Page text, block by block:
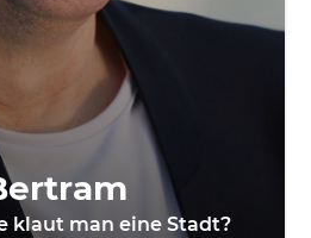
klaut man eine Stadt?